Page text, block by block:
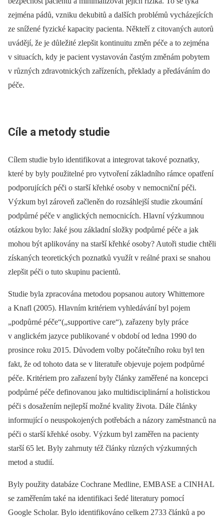
zejména pádů, vzniku dekubitů a dalších problémů vycházejících
ze snížené fyzické kapacity pacienta. Někteří z citovaných autorů
uvádějí, že je důležité zlepšit kontinuitu změn péče a to zejména
v situacích, kdy je pacient vystavován častým změnám pobytem
v různých zdravotnických zařízeních, překlady a předáváním do
péče.
Cíle a metody studie
Cílem studie bylo identifikovat a integrovat takové poznatky,
které by byly použitelné pro vytvoření základního rámce opatření
podporujících péči o starší křehké osoby v nemocniční péči.
Výzkum byl zároveň začleněn do rozsáhlejší studie zkoumání
podpůrné péče v anglických nemocnicích. Hlavní výzkumnou
otázkou bylo: Jaké jsou základní složky podpůrné péče a jak
mohou být aplikovány na starší křehké osoby? Autoři studie chtěli
získaných teoretických poznatků využít v reálné praxi se snahou
zlepšit péči o tuto skupinu pacientů.
Studie byla zpracována metodou popsanou autory Whittemore
a Knafl (2005). Hlavním kritériem vyhledávání byl pojem
„podpůrné péče“(„supportive care“), zařazeny byly práce
v anglickém jazyce publikované v období od ledna 1990 do
prosince roku 2015. Důvodem volby počátečního roku byl ten
fakt, že od tohoto data se v literatuře objevuje pojem podpůrné
péče. Kritériem pro zařazení byly články zaměřené na koncepci
podpůrné péče definovanou jako multidisciplinární a holistickou
péči s dosažením nejlepší možné kvality života. Dále články
informující o neuspokojených potřebách a názory zaměstnanců na
péči o starší křehké osoby. Výzkum byl zaměřen na pacienty
starší 65 let. Byly zahrnuty též články různých výzkumných
metod a studií.
Byly použity databáze Cochrane Medline, EMBASE a CINHAL
se zaměřením také na identifikaci šedé literatury pomocí
Google Scholar. Bylo identifikováno celkem 2733 článků a po